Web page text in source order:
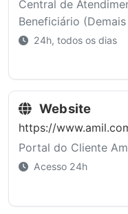
Central de
Beneficiário
24h, todos os dias
Website
https://
Portal do Cliente
Acesso 24h